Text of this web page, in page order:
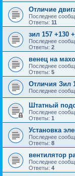
Отличие
Последнее
Ответы: 11
зил 157 +130
Последнее
Ответы: 2
венец на
Последнее
Ответы: 5
Отличия Зил
Последнее
Штатный
Последнее
Ответы: 1
Установка
Последнее
Ответы: 8
вентилятор
Последнее
Ответы: 4